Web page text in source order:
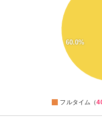
60.0%
フルタイム（